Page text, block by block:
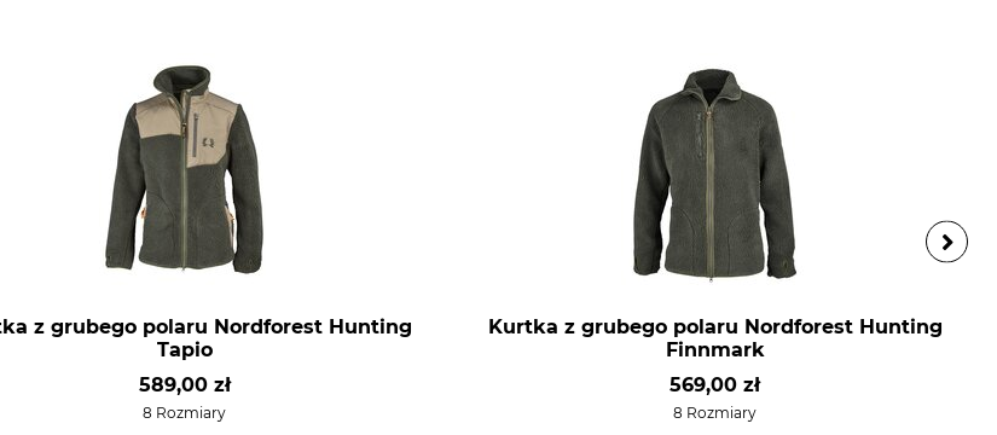
z grubego polaru Nordforest Hunting
Tapio
589,00 zł
8 Rozmiary
Kurtka z grubego polaru Nordforest Hunting
Finnmark
569,00 zł
8 Rozmiary